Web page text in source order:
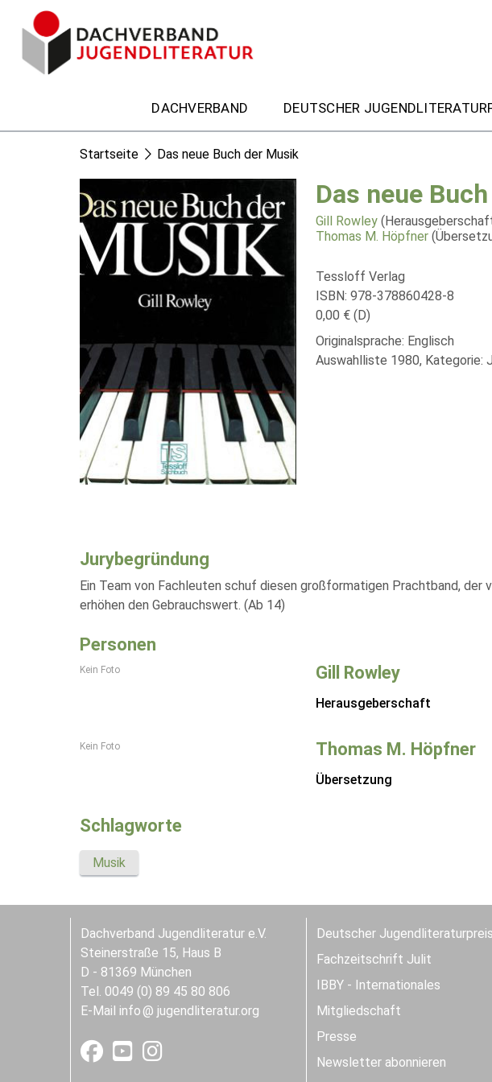
DACHVERBAND DEUTSCHER
Startseite Das neue Buch der Musik
Das neue
Gill Rowley
Thomas M. Höpfner
Tessloff Verlag
ISBN: 978-378860428-8
0,00 € (D)
Originalsprache: Englisch
Auswahlliste 1980, Kategorie:
Jurybegründung
Ein Team von Fachleuten schuf diesen großformatigen Prachtband, der
erhöhen den Gebrauchswert. (Ab 14)
Personen
Kein Foto Gill Rowley
Herausgeberschaft
Kein Foto Thomas M. Höpfner
Übersetzung
Schlagworte
Musik
Dachverband Jugendliteratur e.V.
Steinerstraße 15, Haus B
D - 81369 München
Tel. 0049 (0) 89 45 80 806
E-Mail info jugendliteratur.org
Deutscher Jugendliteraturpreis
Fachzeitschrift Julit
IBBY - Internationales
Mitgliedschaft
Presse
Newsletter abonnieren